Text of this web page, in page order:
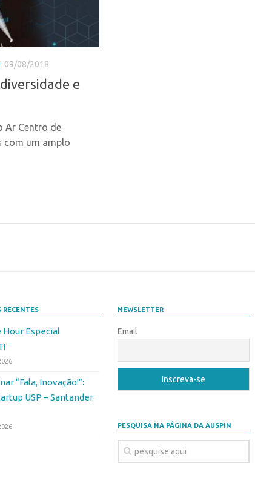
09/08/2018
e
Ar Centro de
com um amplo
RECENTES
Hour Especial
“Fala, Inovação!”:
USP – Santander
NEWSLETTER
Email
PESQUISA NA PÁGINA DA AUSPIN